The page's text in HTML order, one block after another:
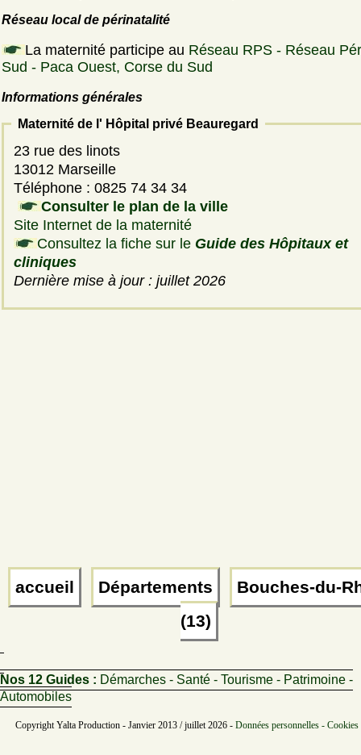
Réseau local de périnatalité
La maternité participe au Réseau RPS - Réseau
Sud - Paca Ouest, Corse du Sud
Informations générales
Maternité de l' Hôpital privé Beauregard
23 rue des linots
13012 Marseille
Téléphone : 0825 74 34 34
Consulter le plan de la ville
Site Internet de la maternité
Consultez la fiche sur le Guide des Hôpitaux et
cliniques
Dernière mise à jour : juillet 2026
accueil Départements
Bouches-du-
(13)
Nos 12 Guides : Démarches - Santé - Tourisme - Patrimoine -
Automobiles
Copyright Yalta Production - Janvier 2013 / juillet 2026 - Données personnelles -